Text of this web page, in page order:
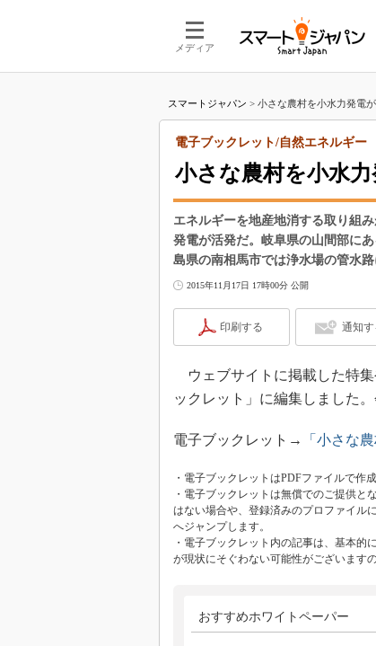
メディア
スマートジャパン > 小さな農村を小水力発電
小さな農村を小水
電子ブックレット/自然エネルギー
エネルギーを地産地消する取り組
発電が活発だ。岐阜県の山間部に
島県の南相馬市では浄水場の管水
2015年11月17日 17時00分 公開
印刷する 通知す
ウェブサイトに掲載した特集
ックレット」に編集しました
電子ブックレット→ 「小さな
・電子ブックレットはPDFファイルで作
・電子ブックレットは無償でのご提供と
はない場合や、登録済みのプロファイル
へジャンプします。
・電子ブックレット内の記事は、基本
が現状にそぐわない可能性がございます
おすすめホワイトペーパー